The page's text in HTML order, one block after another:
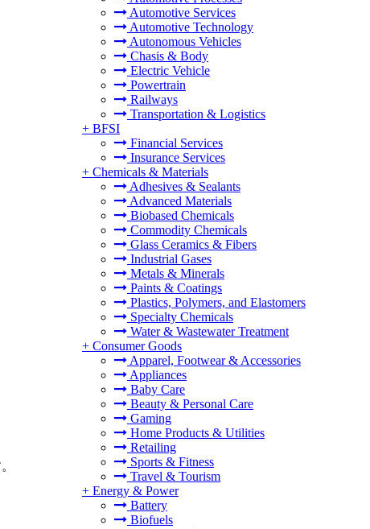
Automotive Services
Automotive Technology
Autonomous Vehicles
Chasis & Body
Electric Vehicle
Powertrain
Railways
Transportation & Logistics
+ BFSI
Financial Services
Insurance Services
+ Chemicals & Materials
Adhesives & Sealants
Advanced Materials
Biobased Chemicals
Commodity Chemicals
Glass Ceramics & Fibers
Industrial Gases
Metals & Minerals
Paints & Coatings
Plastics, Polymers, and Elastomers
Specialty Chemicals
Water & Wastewater Treatment
+ Consumer Goods
Apparel, Footwear & Accessories
Appliances
Baby Care
Beauty & Personal Care
Gaming
Home Products & Utilities
Retailing
Sports & Fitness
Travel & Tourism
+ Energy & Power
Battery
Biofuels